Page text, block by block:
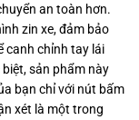
an toàn hơn.
zin xe, đảm bảo
canh chỉnh tay lái
sản phẩm này
bạn chỉ với nút bấm
xét là một trong